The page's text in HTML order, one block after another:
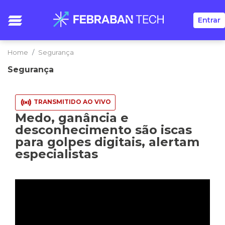
Entrar
Home Segurança
Segurança
TRANSMITIDO AO VIVO
Medo, ganância e
desconhecimento são iscas
para golpes digitais, alertam
especialistas